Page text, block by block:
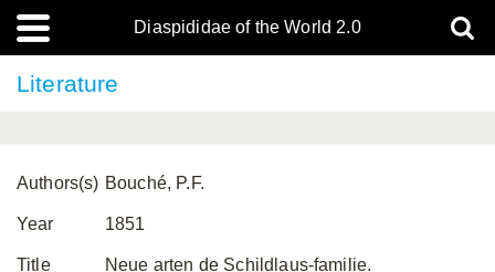
Diaspididae of the World 2.0
Literature
Authors(s) Bouché, P.F.
Year 1851
Title
Neue arten de Schildlaus-familie.